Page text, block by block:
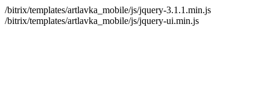
/bitrix/templates/artlavka_mobile/js/jquery-3.1.1.min.js
/bitrix/templates/artlavka_mobile/js/jquery-ui.min.js